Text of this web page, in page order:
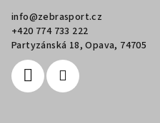
info@zebrasport.cz
+420 774 733 222
Partyzánská 18, Opava, 74705